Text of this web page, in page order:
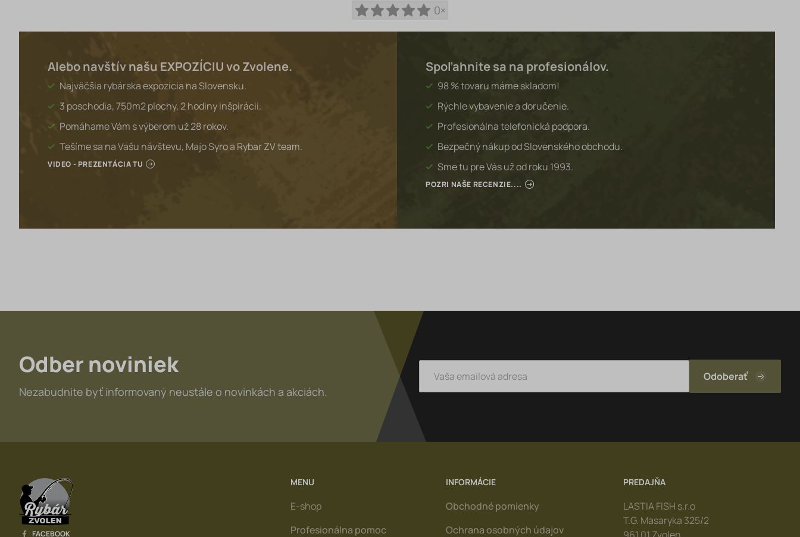
0×
Alebo navštív našu EXPOZÍCIU vo Zvolene.
Najväčšia rybárska expozícia na Slovensku.
3 poschodia, 750m2 plochy, 2 hodiny inšpirácii.
Pomáhame Vám s výberom už 28 rokov.
Tešíme sa na Vašu návštevu, Majo Syro a Rybar ZV team.
VIDEO - PREZENTÁCIA TU
Spoľahnite sa na profesionálov.
98 % tovaru máme skladom!
Rýchle vybavenie a doručenie.
Profesionálna telefonická podpora.
Bezpečný nákup od Slovenského obchodu.
Sme tu pre Vás už od roku 1993.
POZRI NAŠE RECENZIE....
Odber noviniek
Nezabudnite byť informovaný neustále o novinkách a akciách.
FACEBOOK
MENU
E-shop
Profesionálna pomoc
INFORMÁCIE
Obchodné pomienky
Ochrana osobných údajov
PREDAJŇA
LASTIA FISH s.r.o
T.G. Masaryka 325/2